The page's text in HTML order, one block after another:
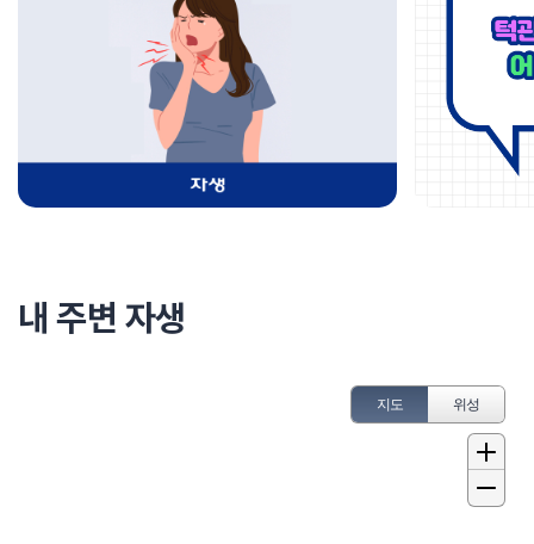
내 주변 자생
지도 위성